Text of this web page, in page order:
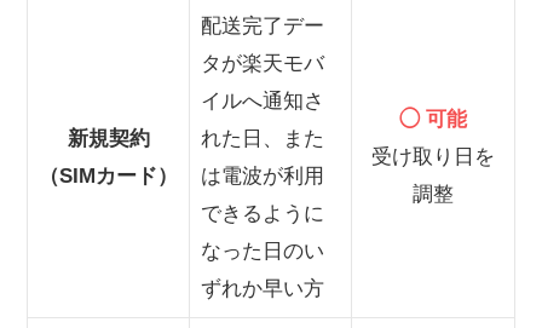
新規契約
（SIMカード）
配送完了デー
タが楽天モバ
イルへ通知さ
れた日、また
は電波が利用
できるように
なった日のい
ずれか早い方
◯ 可能
受け取り日を
調整